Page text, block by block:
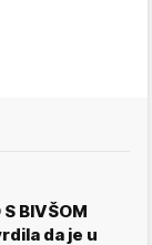
S BIVŠOM
da je u